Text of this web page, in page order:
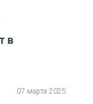
в
07 марта 2025